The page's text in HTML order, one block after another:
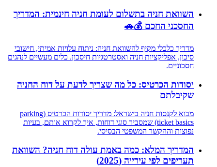
השוואת חניה בתשלום לעומת חניה חינמית: המדריך
החסכני החכם 💰🚗
מדריך כלכלי מקיף להשוואת חניה: ניתוח עלויות אמיתי, חישובי
סיכון, אפליקציות חניה ואסטרטגיות חיסכון. כלים מעשיים לנהגים
חסכוניים.
יסודות הכרטיס: כל מה שצריך לדעת על דוח החניה
שקיבלתם
מבוא לקנסות חניה בישראל: מדריך יסודות הכרטיס (parking
ticket basics) שמסביר סוגי דוחות, איך לקרוא אותם, בעיות
נפוצות וההקשר המשפטי הבסיסי.
המדריך המלא: כמה באמת עולה דוח חניה? השוואת
תעריפים לפי עירייה (2025)